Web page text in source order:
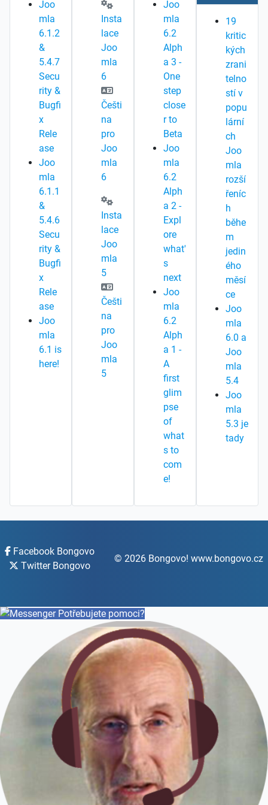
Joo
mla
6.1.2
&
5.4.7
Secu
rity &
Bugfi
x
Rele
ase
Joo
mla
6.1.1
&
5.4.6
Secu
rity &
Bugfi
x
Rele
ase
Joo
mla
6.1 is
here!
Insta
lace
Joo
mla
6
Češti
na
pro
Joo
mla
6
Insta
lace
Joo
mla
5
Češti
na
pro
Joo
mla
5
Joo
mla
6.2
Alph
a 3 -
One
step
close
r to
Beta
Joo
mla
6.2
Alph
a 2 -
Expl
ore
what'
s
next
Joo
mla
6.2
Alph
a 1 -
A
first
glim
pse
of
what
s to
com
e!
19
kritic
kých
zrani
telno
stí v
popu
lární
ch
Joo
mla
rozší
řeníc
h
běhe
m
jedin
ého
měsí
ce
Joo
mla
6.0 a
Joo
mla
5.4
Joo
mla
5.3 je
tady
Facebook Bongovo
Twitter Bongovo
© 2026 Bongovo! www.bongovo.cz
Potřebujete pomoci?